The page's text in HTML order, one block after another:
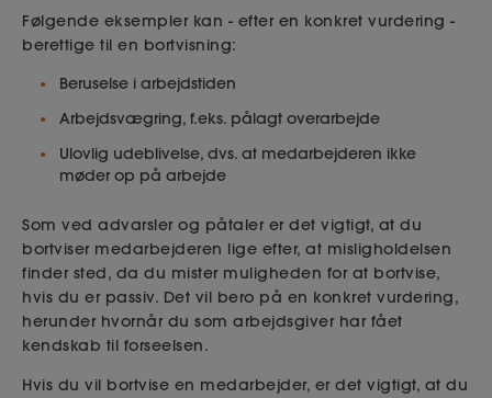
Følgende eksempler kan - efter en konkret vurdering -
berettige til en bortvisning:
Beruselse i arbejdstiden
Arbejdsvægring, f.eks. pålagt overarbejde
Ulovlig udeblivelse, dvs. at medarbejderen ikke
møder op på arbejde
Som ved advarsler og påtaler er det vigtigt, at du
bortviser medarbejderen lige efter, at misligholdelsen
finder sted, da du mister muligheden for at bortvise,
hvis du er passiv. Det vil bero på en konkret vurdering,
herunder hvornår du som arbejdsgiver har fået
kendskab til forseelsen.
Hvis du vil bortvise en medarbejder, er det vigtigt, at du